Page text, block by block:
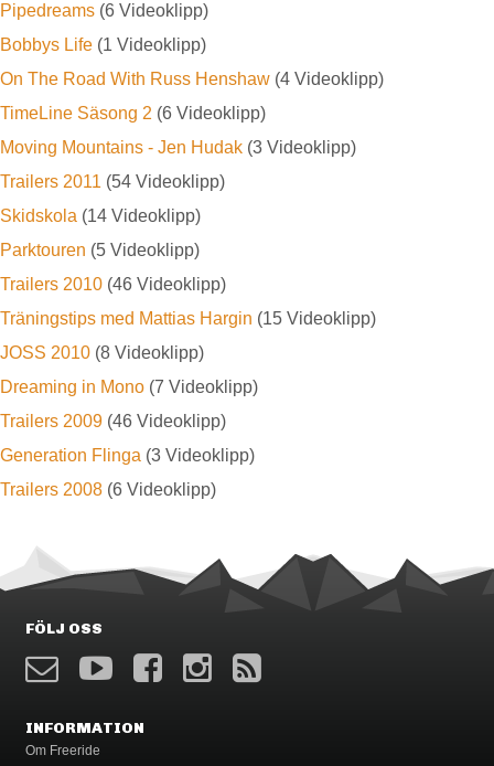
Pipedreams (6 Videoklipp)
Bobbys Life (1 Videoklipp)
On The Road With Russ Henshaw (4 Videoklipp)
TimeLine Säsong 2 (6 Videoklipp)
Moving Mountains - Jen Hudak (3 Videoklipp)
Trailers 2011 (54 Videoklipp)
Skidskola (14 Videoklipp)
Parktouren (5 Videoklipp)
Trailers 2010 (46 Videoklipp)
Träningstips med Mattias Hargin (15 Videoklipp)
JOSS 2010 (8 Videoklipp)
Dreaming in Mono (7 Videoklipp)
Trailers 2009 (46 Videoklipp)
Generation Flinga (3 Videoklipp)
Trailers 2008 (6 Videoklipp)
FÖLJ OSS
INFORMATION
Om Freeride